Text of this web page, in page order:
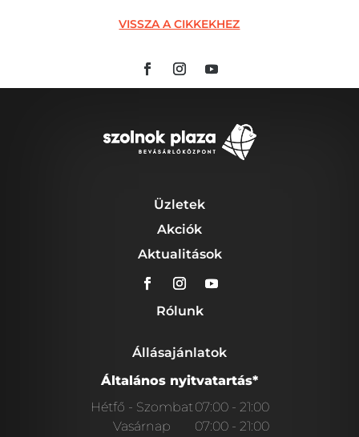
VISSZA A CIKKEKHEZ
Üzletek
Akciók
Aktualitások
Rólunk
Állásajánlatok
Általános nyitvatartás*
Hétfő - Szombat 07:00 - 21:00
Vasárnap
07:00 - 21:00